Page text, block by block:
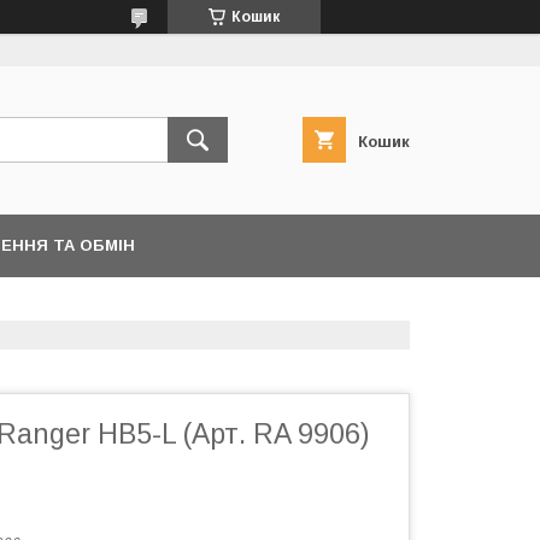
Кошик
Кошик
ТА ОБМІН
HB5-L (Арт. RA 9906)